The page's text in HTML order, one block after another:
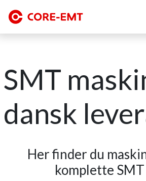
SMT
dansk
Her finder du
komplette